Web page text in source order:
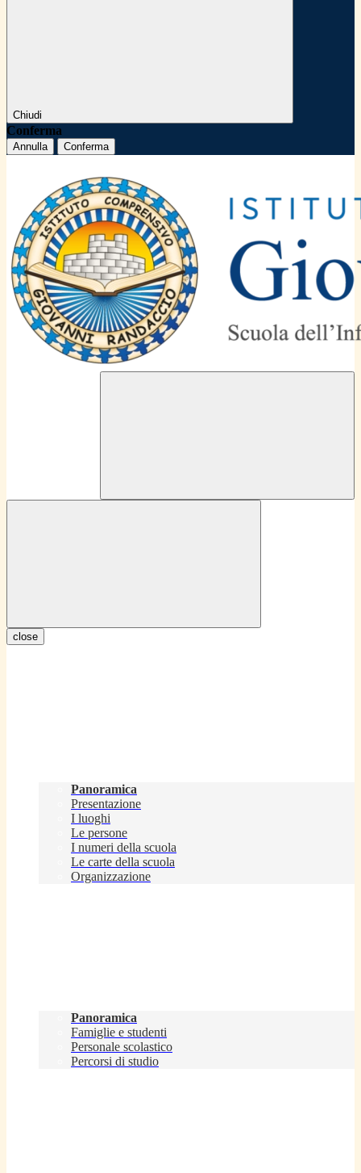
Chiudi
Conferma
Annulla Conferma
close
Panoramica
Presentazione
I luoghi
Le persone
I numeri della scuola
Le carte della scuola
Organizzazione
Panoramica
Famiglie e studenti
Personale scolastico
Percorsi di studio